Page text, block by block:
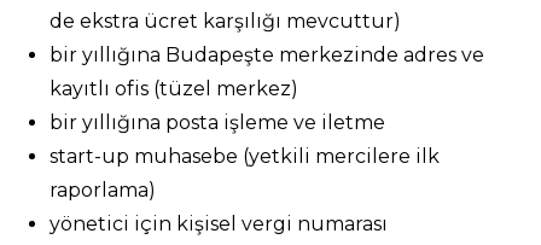
de ekstra ücret karşılığı mevcuttur)
bir yıllığına Budapeşte merkezinde adres ve
kayıtlı ofis (tüzel merkez)
bir yıllığına posta işleme ve iletme
start-up muhasebe (yetkili mercilere ilk
raporlama)
yönetici için kişisel vergi numarası